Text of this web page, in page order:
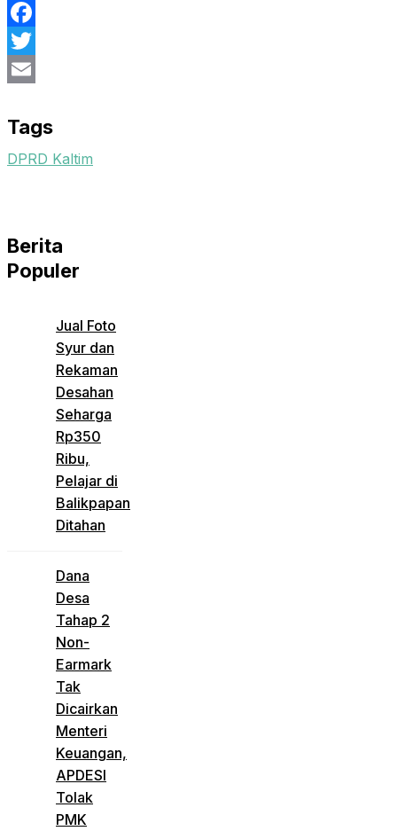
Facebook
Twitter
Tags
DPRD Kaltim
Berita
Populer
Jual Foto
Syur dan
Rekaman
Desahan
Seharga
Rp350
Ribu,
Pelajar di
Balikpapan
Ditahan
Dana
Desa
Tahap 2
Non-
Earmark
Tak
Dicairkan
Menteri
Keuangan,
APDESI
Tolak
PMK